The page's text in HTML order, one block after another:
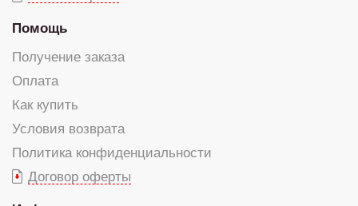
Помощь
Получение заказа
Оплата
Как купить
Условия возврата
Политика конфиденциальности
Договор оферты